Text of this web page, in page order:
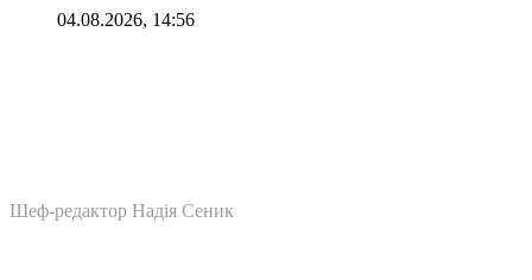
04.08.2026, 14:56
Шеф-редактор Надія Сеник